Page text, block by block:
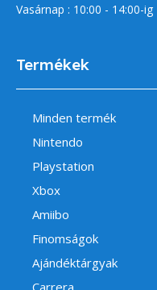
Vasárnap : 10:00 - 14:00-ig
Termékek
Minden termék
Nintendo
Playstation
Xbox
Amiibo
Finomságok
Ajándéktárgyak
Carrera